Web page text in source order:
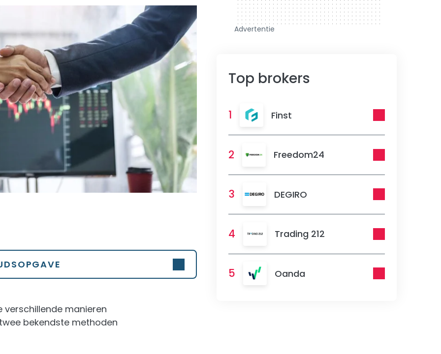
verschillende manieren
bekendste methoden
Advertentie
Top brokers
1 Finst
2 Freedom24
3 DEGIRO
4 Trading 212
5 Oanda